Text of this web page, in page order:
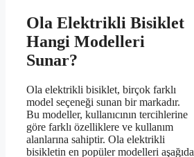
Ola Elektrikli Bisiklet
Hangi Modelleri
Sunar?
Ola elektrikli bisiklet, birçok farklı
model seçeneği sunan bir markadır.
Bu modeller, kullanıcının tercihlerine
göre farklı özelliklere ve kullanım
alanlarına sahiptir. Ola elektrikli
bisikletin en popüler modelleri aşağıda